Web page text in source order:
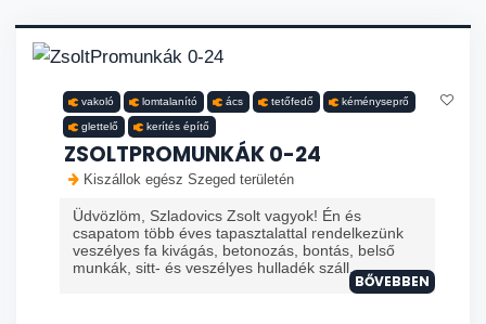
vakoló lomtalanító ács tetőfedő kéményseprő
glettelő kerítés építő
ZSOLTPROMUNKÁK 0-24
Kiszállok egész Szeged területén
Üdvözlöm, Szladovics Zsolt vagyok! Én és
csapatom több éves tapasztalattal rendelkezünk
veszélyes fa kivágás, betonozás, bontás, belső
munkák, sitt- és veszélyes hulladék száll...
BŐVEBBEN